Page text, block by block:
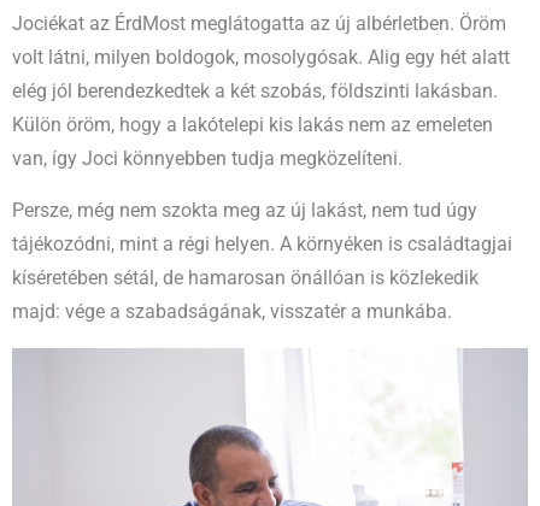
Jociékat az ÉrdMost meglátogatta az új albérletben. Öröm
volt látni, milyen boldogok, mosolygósak. Alig egy hét alatt
elég jól berendezkedtek a két szobás, földszinti lakásban.
Külön öröm, hogy a lakótelepi kis lakás nem az emeleten
van, így Joci könnyebben tudja megközelíteni.
Persze, még nem szokta meg az új lakást, nem tud úgy
tájékozódni, mint a régi helyen. A környéken is családtagjai
kíséretében sétál, de hamarosan önállóan is közlekedik
majd: vége a szabadságának, visszatér a munkába.